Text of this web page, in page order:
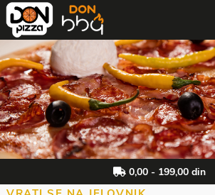
ONLINE PORUČIVANJE
3D PORUČIVANJE
DON MAJSTOR
0,00 - 199,00 din